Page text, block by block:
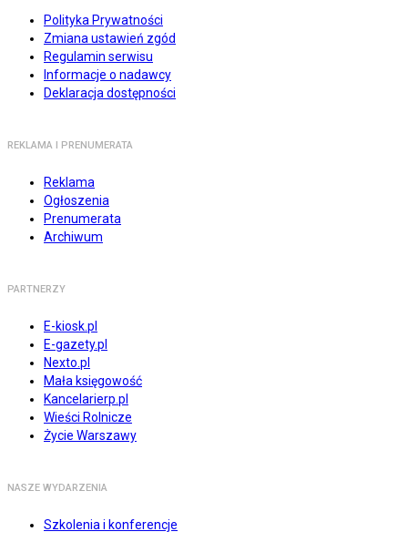
Polityka Prywatności
Zmiana ustawień zgód
Regulamin serwisu
Informacje o nadawcy
Deklaracja dostępności
REKLAMA I PRENUMERATA
Reklama
Ogłoszenia
Prenumerata
Archiwum
PARTNERZY
E-kiosk.pl
E-gazety.pl
Nexto.pl
Mała księgowość
Kancelarierp.pl
Wieści Rolnicze
Życie Warszawy
NASZE WYDARZENIA
Szkolenia i konferencje